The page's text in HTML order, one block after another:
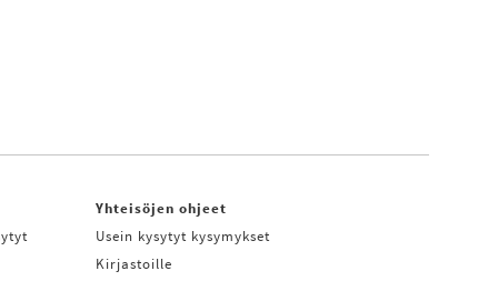
Yhteisöjen ohjeet
Usein kysytyt kysymykset
Kirjastoille